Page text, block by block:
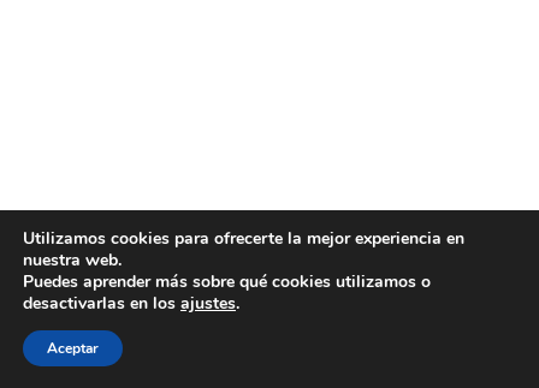
Utilizamos cookies para ofrecerte la mejor experiencia en
nuestra web.
Puedes aprender más sobre qué cookies utilizamos o
desactivarlas en los ajustes.
Aceptar